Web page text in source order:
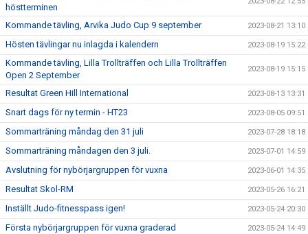
höstterminen
Kommande tävling, Arvika Judo Cup 9 september 2023-08-21 13:10
Hösten tävlingar nu inlagda i kalendern 2023-08-19 15:22
Kommande tävling, Lilla Trollträffen och Lilla Trollträffen
Open 2 September
2023-08-19 15:15
Resultat Green Hill International 2023-08-13 13:31
Snart dags för ny termin - HT23 2023-08-05 09:51
Sommarträning måndag den 31 juli 2023-07-28 18:18
Sommarträning måndagen den 3 juli. 2023-07-01 14:59
Avslutning för nybörjargruppen för vuxna 2023-06-01 14:35
Resultat Skol-RM 2023-05-26 16:21
Inställt Judo-fitnesspass igen! 2023-05-24 20:30
Första nybörjargruppen för vuxna graderad 2023-05-24 14:49